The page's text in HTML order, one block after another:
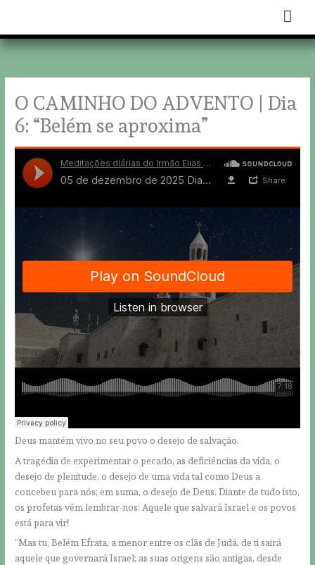
content
O CAMINHO DO ADVENTO | Dia
6: “Belém se aproxima”
Deus mantém vivo no seu povo o desejo de salvação.
A tragédia de experimentar o pecado, as deficiências da vida, o
desejo de plenitude, o desejo de uma vida tal como Deus a
concebeu para nós; em suma, o desejo de Deus. Diante de tudo isto,
os profetas vêm lembrar-nos: Aquele que salvará Israel e os povos
está para vir!
“Mas tu, Belém Efrata, a menor entre os clãs de Judá, de ti sairá
aquele que governará Israel; as suas origens são antigas, desde